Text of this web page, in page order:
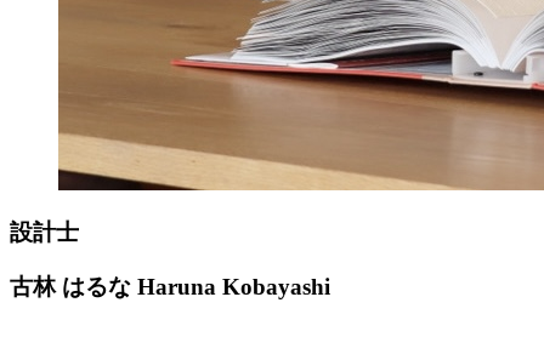
設計士
古林 はるな Haruna Kobayashi